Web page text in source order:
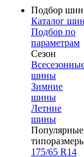
Подбор шин
Каталог шин
Подбор по
параметрам
Сезон
шины
Зимние
шины
Летние
шины
Популярные
175/65 R14